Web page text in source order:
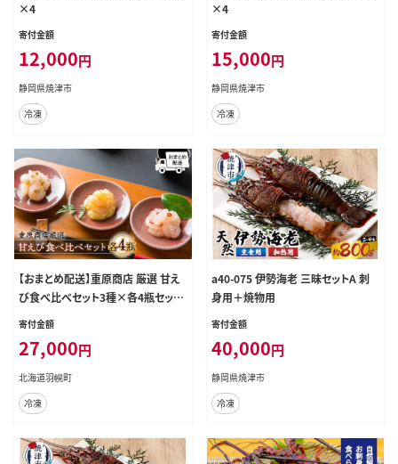
×4
寄付金額
12,000円
静岡県焼津市
冷凍
×4
寄付金額
15,000円
静岡県焼津市
冷凍
【おまとめ配送】重原商店 厳選 甘え
び食べ比べセット3種×各4瓶セット
【冷凍】【05121】
寄付金額
27,000円
北海道羽幌町
冷凍
a40-075 伊勢海老 三昧セットA 刺
身用＋焼物用
寄付金額
40,000円
静岡県焼津市
冷凍